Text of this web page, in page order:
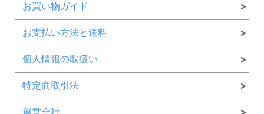
お買い物ガイド
お支払い方法と送料
個人情報の取扱い
特定商取引法
運営会社